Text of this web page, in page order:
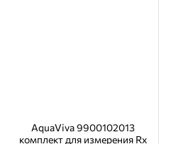
AquaViva 9900102013
комплект для измерения Rx